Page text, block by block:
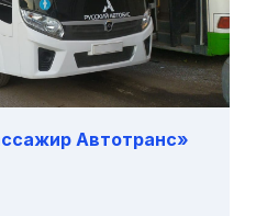
Автотранс»